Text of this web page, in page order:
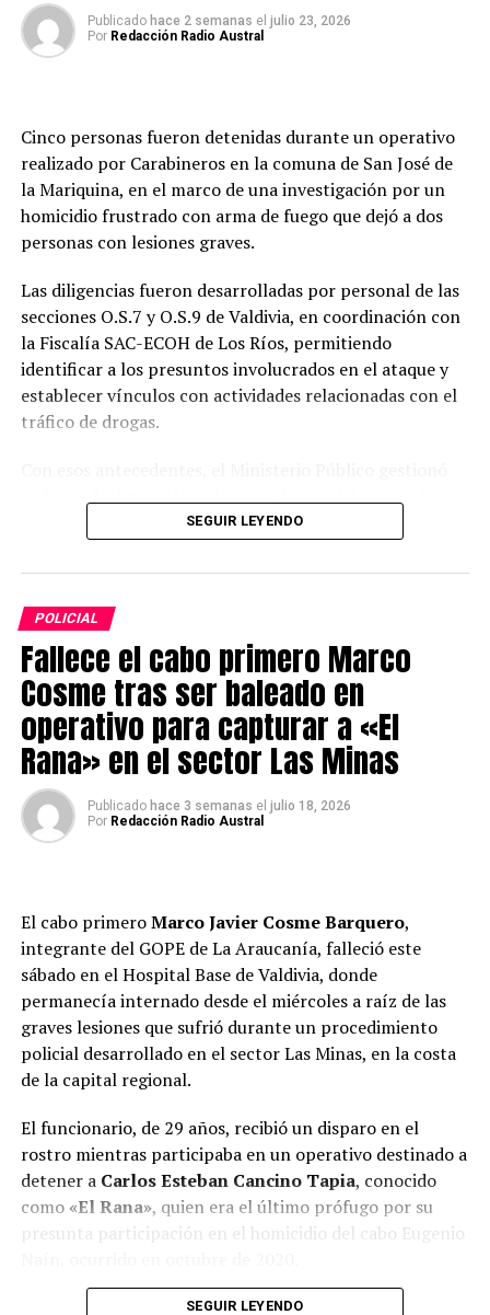
NO TE PIERDAS
Este jueves Aguas Décima trabajará en avenida
Argentina para mejorar redes
Redacción
Publicado hace 2 semanas el julio 23, 2026
Por Redacción Radio Austral
Cinco personas fueron detenidas durante un operativo
realizado por Carabineros en la comuna de San José de
la Mariquina, en el marco de una investigación por un
homicidio frustrado con arma de fuego que dejó a dos
personas con lesiones graves.
Las diligencias fueron desarrolladas por personal de las
secciones O.S.7 y O.S.9 de Valdivia, en coordinación con
la Fiscalía SAC-ECOH de Los Ríos, permitiendo
identificar a los presuntos involucrados en el ataque y
establecer vínculos con actividades relacionadas con el
tráfico de drogas.
domicilios ubicados en distintos sectores de la población
G.O.P.E., C.O.P. y Centauro.
Como resultado de los allanamientos, Carabineros
detuvo a cinco personas. Dos de ellas mantenían
órdenes de detención vigentes por los delitos de
homicidio frustrado y tráfico de drogas en pequeñas
cantidades.
Durante el operativo se incautaron 353 envoltorios de
papel cuadriculado, 30 dosis de clorhidrato de cocaína,
20 bolsas con marihuana elaborada, tres balanzas
Además, los funcionarios encontraron dos pistolas de
aire comprimido, un rifle de aire comprimido con mira
telescópica, 15 balines de acero, una vaina percutada
calibre 9 milímetros y un cartucho sin percutar marca
CBC, elementos que serán incorporados como evidencia
en la investigación.
imputados fueron puestos a disposición del Juzgado de
Garantía para su respectivo control de detención.
Desde Carabineros señalaron que el procedimiento
permitió avanzar en el esclarecimiento del homicidio
elementos asociados a su comercialización y evidencia
SEGUIR LEYENDO
POLICIAL
Fallece el cabo primero Marco
Cosme tras ser baleado en
operativo para capturar a «El
Rana» en el sector Las Minas
Publicado hace 3 semanas el julio 18, 2026
Por Redacción Radio Austral
El cabo primeroMarco Javier Cosme Barquero,
integrante del GOPE de La Araucanía, falleció este
sábado en el Hospital Base de Valdivia, donde
permanecía internado desde el miércoles a raíz de las
graves lesiones que sufrió durante un procedimiento
policial desarrollado en el sector Las Minas, en la costa
de la capital regional.
El funcionario, de 29 años, recibió un disparo en el
rostro mientras participaba en un operativo destinado a
detener a Carlos Esteban Cancino Tapia, conocido
como«El Rana», quien era el último prófugo por su
presunta participación en el homicidio del cabo Eugenio
Desde su ingreso al principal recinto asistencial de la
SEGUIR LEYENDO